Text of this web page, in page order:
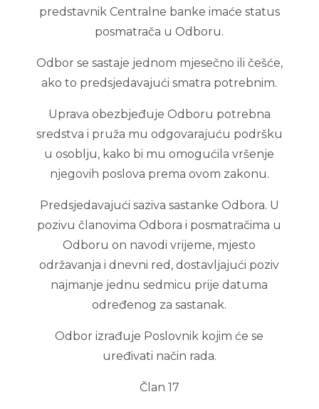
predstavnik Centralne banke imaće status
posmatrača u Odboru.
Odbor se sastaje jednom mjesečno ili češće,
ako to predsjedavajući smatra potrebnim.
Uprava obezbjeđuje Odboru potrebna
sredstva i pruža mu odgovarajuću podršku
u osoblju, kako bi mu omogućila vršenje
njegovih poslova prema ovom zakonu.
Predsjedavajući saziva sastanke Odbora. U
pozivu članovima Odbora i posmatračima u
Odboru on navodi vrijeme, mjesto
održavanja i dnevni red, dostavljajući poziv
najmanje jednu sedmicu prije datuma
određenog za sastanak.
Odbor izrađuje Poslovnik kojim će se
uređivati način rada.
Član 17